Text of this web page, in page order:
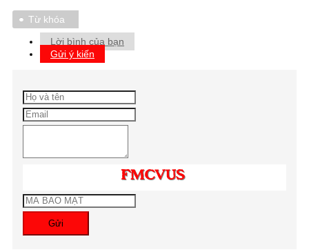
Từ khóa
Lời bình của bạn
Gửi ý kiến
Gửi